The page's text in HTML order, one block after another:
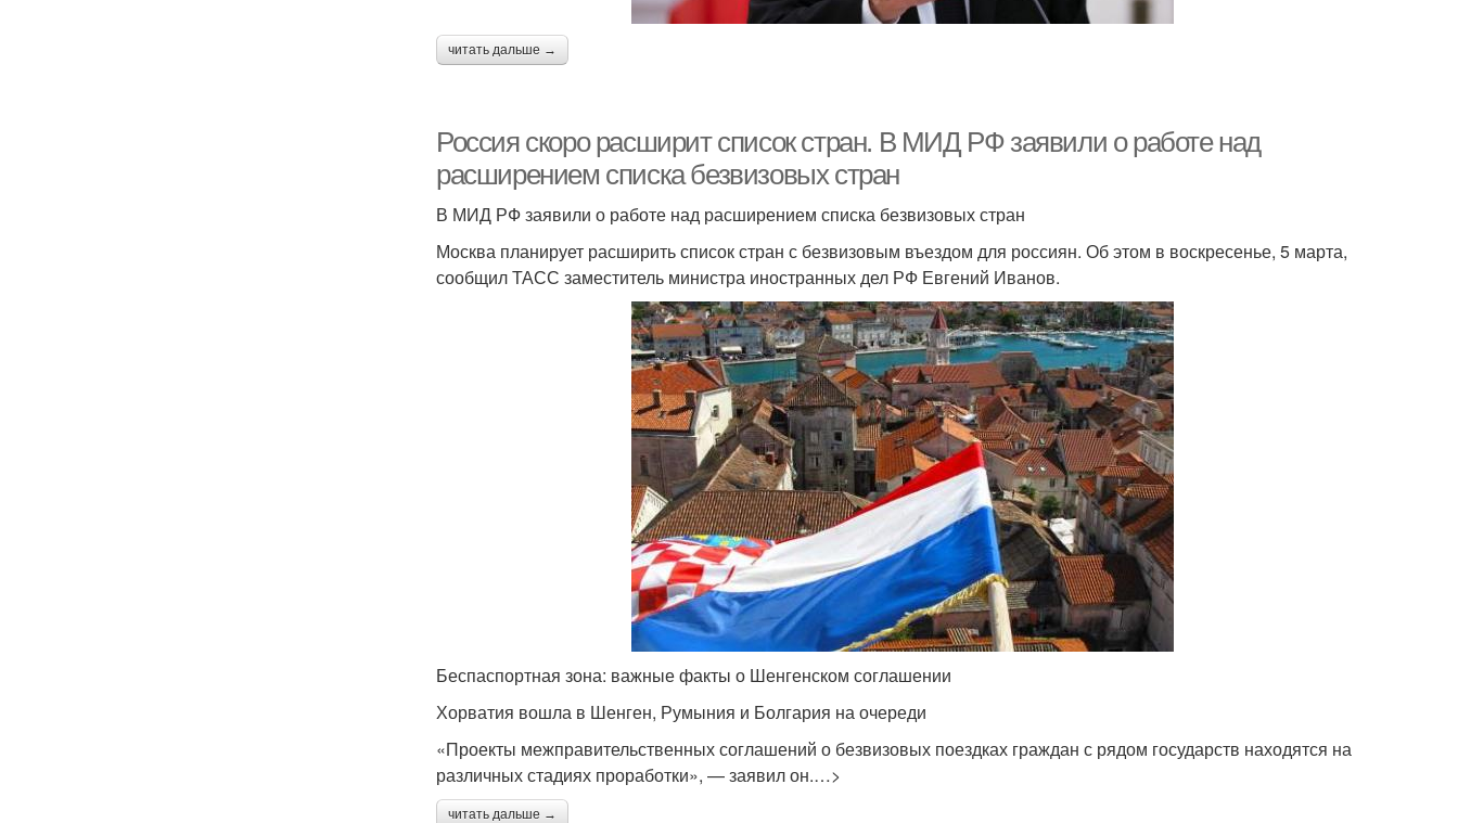
читать дальше →
Россия скоро расширит список стран. В МИД РФ заявили о работе над
расширением списка безвизовых стран
В МИД РФ заявили о работе над расширением списка безвизовых стран
Москва планирует расширить список стран с безвизовым въездом для россиян. Об этом в воскресенье, 5 марта,
сообщил ТАСС заместитель министра иностранных дел РФ Евгений Иванов.
Беспаспортная зона: важные факты о Шенгенском соглашении
Хорватия вошла в Шенген, Румыния и Болгария на очереди
«Проекты межправительственных соглашений о безвизовых поездках граждан с рядом государств находятся на
различных стадиях проработки», — заявил он.…>
читать дальше →